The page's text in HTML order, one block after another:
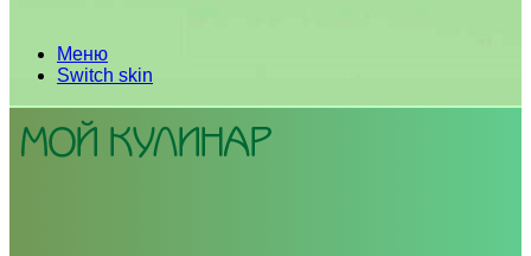
Меню
Switch skin